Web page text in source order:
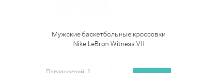
Мужские баскетбольные кроссовки
Nike LeBron Witness VII
Предложений: 1